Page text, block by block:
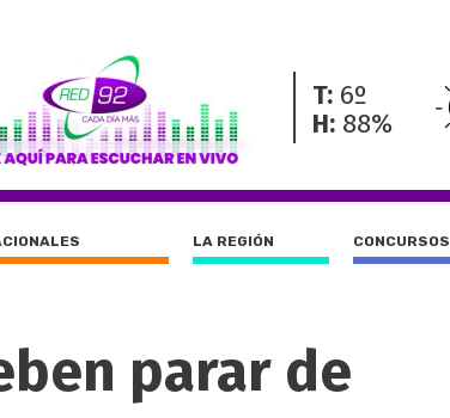
T: 6º
H: 88%
LA REGIÓN CONCURSOS
parar de